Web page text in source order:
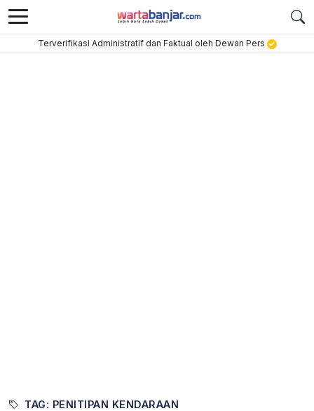
Terverifikasi Administratif dan Faktual oleh Dewan Pers
TAG: PENITIPAN KENDARAAN